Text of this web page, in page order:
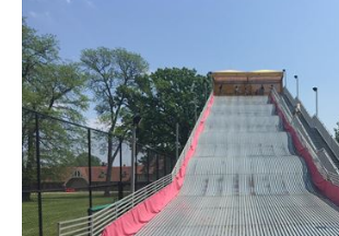
電子設計の基本と応用
エネルギーの専門メディア
建設×テクノロジーの最前線
ちょっと気になるネットの話題